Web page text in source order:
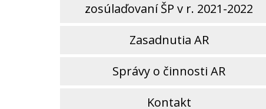
zosúlaďovaní ŠP v r. 2021-2022
Zasadnutia AR
Správy o činnosti AR
Kontakt